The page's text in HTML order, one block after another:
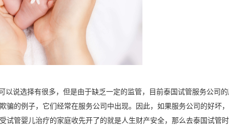
选择有很多，但是由于缺乏一定的监管，目前泰国试管服务公司的
骗的例子，它们经常在服务公司中出现。因此，如果服务公司的好坏
试管婴儿治疗的家庭收先开了的就是人生财产安全，那么去泰国试管